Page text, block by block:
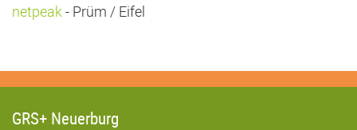
netpeak - Prüm / Eifel
GRS+ Neuerburg